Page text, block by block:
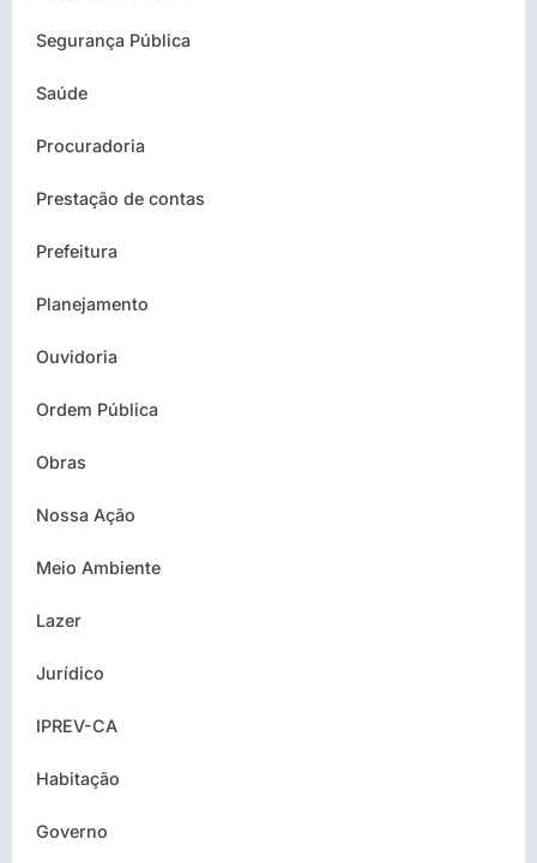
Segurança Pública
Saúde
Procuradoria
Prestação de contas
Prefeitura
Planejamento
Ouvidoria
Ordem Pública
Obras
Nossa Ação
Meio Ambiente
Lazer
Jurídico
IPREV-CA
Habitação
Governo